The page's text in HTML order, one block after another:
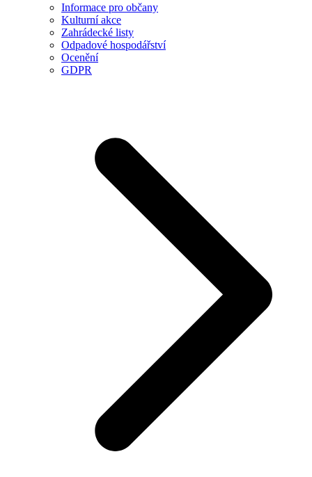
Informace pro občany
Kulturní akce
Zahrádecké listy
Odpadové hospodářství
Ocenění
GDPR